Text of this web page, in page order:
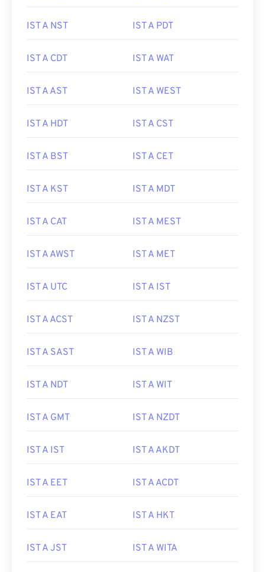
IST A NST IST A PDT
IST A CDT IST A WAT
IST A AST IST A WEST
IST A HDT IST A CST
IST A BST IST A CET
IST A KST IST A MDT
IST A CAT IST A MEST
IST A AWST IST A MET
IST A UTC IST A IST
IST A ACST IST A NZST
IST A SAST IST A WIB
IST A NDT IST A WIT
IST A GMT IST A NZDT
IST A IST IST A AKDT
IST A EET IST A ACDT
IST A EAT IST A HKT
IST A JST IST A WITA